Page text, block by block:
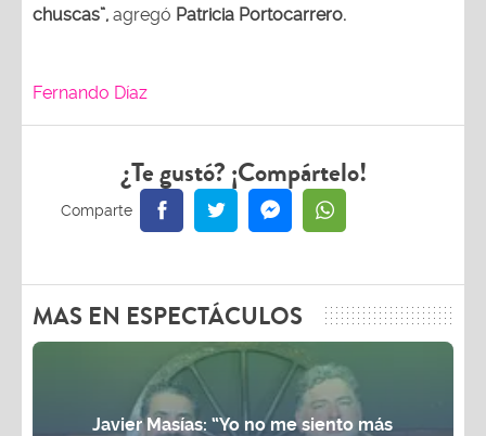
chuscas”, agregó Patricia Portocarrero.
Fernando Díaz
¿Te gustó? ¡Compártelo!
MAS EN ESPECTÁCULOS
Javier Masías: “Yo no me siento más